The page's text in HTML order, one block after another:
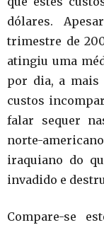
dólares.
trimestre de
atingiu uma
por dia, a mais
custos
falar sequer
norte-
iraquiano do
invadido e
Compare-se